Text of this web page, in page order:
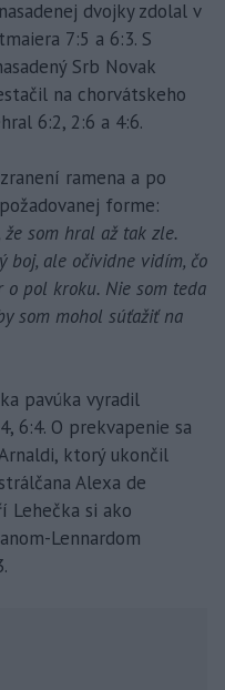
dvojky zdolal v
7:5 a 6:3. S
Srb Novak
na chorvátskeho
6:2, 2:6 a 4:6.
ramena a po
forme:
som hral až tak zle.
boj, ale očividne vidím, čo
o pol kroku. Nie som teda
som mohol súťažiť na
pavúka vyradil
6:4. O prekvapenie sa
ktorý ukončil
Alexa de
Lehečka si ako
Lennardom